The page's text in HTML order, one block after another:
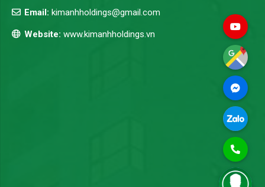
Email: kimanhholdings@gmail.com
Website: www.kimanhholdings.vn